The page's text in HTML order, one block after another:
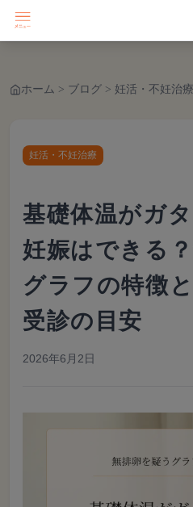
ホーム > ブログ > 妊活・不妊治療
妊活・不妊治療
基礎体温がガ
妊娠はできる
グラフの特徴
受診の目安
2026年6月2日